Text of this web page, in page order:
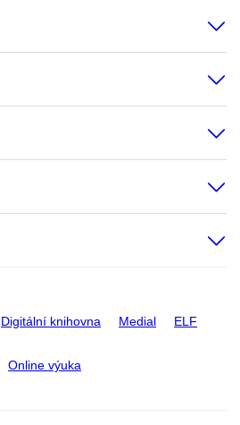
Digitální knihovna Medial ELF
Online výuka